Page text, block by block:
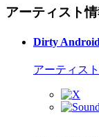
アーティスト
Dirty
アーティス